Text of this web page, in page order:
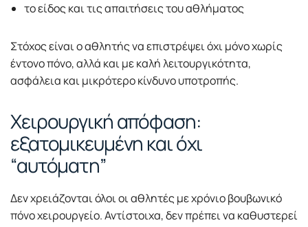
το είδος και τις απαιτήσεις του αθλήματος
Στόχος είναι ο αθλητής να επιστρέψει όχι μόνο χωρίς
έντονο πόνο, αλλά και με καλή λειτουργικότητα,
ασφάλεια και μικρότερο κίνδυνο υποτροπής.
Χειρουργική απόφαση:
εξατομικευμένη και όχι
“αυτόματη”
Δεν χρειάζονται όλοι οι αθλητές με χρόνιο βουβωνικό
πόνο χειρουργείο. Αντίστοιχα, δεν πρέπει να καθυστερεί